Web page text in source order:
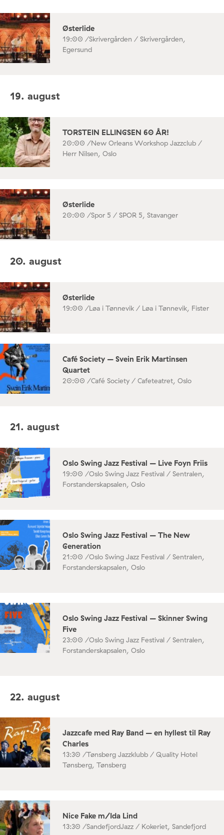
Østerlide
19:00 /Skrivergården / Skrivergården,
Egersund
19. august
TORSTEIN ELLINGSEN 60 ÅR!
20:00 /New Orleans Workshop Jazzclub /
Herr Nilsen, Oslo
Østerlide
20:00 /Spor 5 / SPOR 5, Stavanger
20. august
Østerlide
19:00 /Løa i Tønnevik / Løa i Tønnevik, Fister
Café Society – Svein Erik Martinsen
Quartet
20:00 /Café Society / Cafeteatret, Oslo
21. august
Oslo Swing Jazz Festival – Live Foyn Friis
19:00 /Oslo Swing Jazz Festival / Sentralen,
Forstanderskapsalen, Oslo
Oslo Swing Jazz Festival – The New
Generation
21:00 /Oslo Swing Jazz Festival / Sentralen,
Forstanderskapsalen, Oslo
Oslo Swing Jazz Festival – Skinner Swing
Five
23:00 /Oslo Swing Jazz Festival / Sentralen,
Forstanderskapsalen, Oslo
22. august
Jazzcafe med Ray Band – en hyllest til Ray
Charles
13:30 /Tønsberg Jazzklubb / Quality Hotel
Tønsberg, Tønsberg
Nice Fake m/Ida Lind
13:30 /SandefjordJazz / Kokeriet, Sandefjord